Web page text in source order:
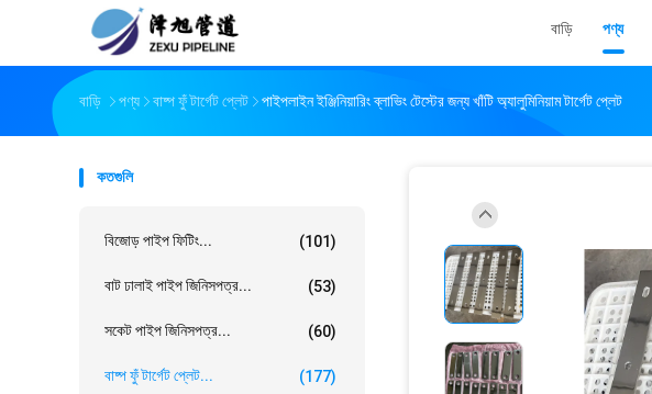
বাড়ি পণ্য
বাড়ি পণ্য বাষ্প ফুঁ টার্গেট প্লেট পাইপলাইন ইঞ্জিনিয়ারিং ব্লাভিং টেস্টের জন্য খাঁটি অ্যালুমিনিয়াম টার্গেট প্লেট
কতগুলি
বিজোড় পাইপ ফিটিং... (101)
বাট ঢালাই পাইপ জিনিসপত্র... (53)
সকেট পাইপ জিনিসপত্র... (60)
বাষ্প ফুঁ টার্গেট প্লেট... (177)